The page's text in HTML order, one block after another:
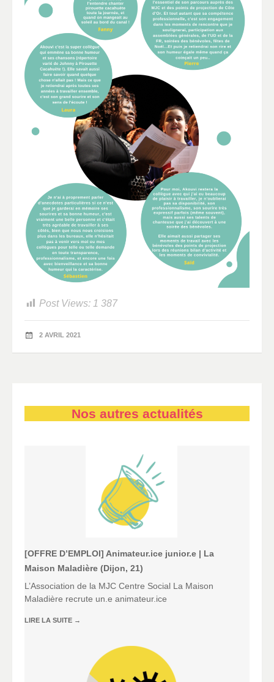
Post Views: 1 387
2 AVRIL 2021
Nos autres actualités
[OFFRE D’EMPLOI] Animateur.ice junior.e | La
Maison Maladière (Dijon, 21)
L’Association de la MJC Centre Social La Maison
Maladière recrute un.e animateur.ice
LIRE LA SUITE →